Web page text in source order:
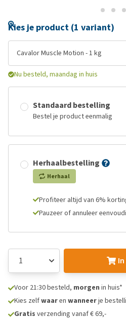
Kies je product (1 variant)
Cavalor Muscle Motion - 1 kg
Nu besteld, maandag in huis
Standaard bestelling
Bestel je product eenmalig
Herhaalbestelling
Herhaal
Profiteer altijd van 6%
Pauzeer of annuleer
Voor 21:30 besteld, morgen in huis*
Kies zelfwaaren wanneerje
Gratis verzending vanaf € 69,-